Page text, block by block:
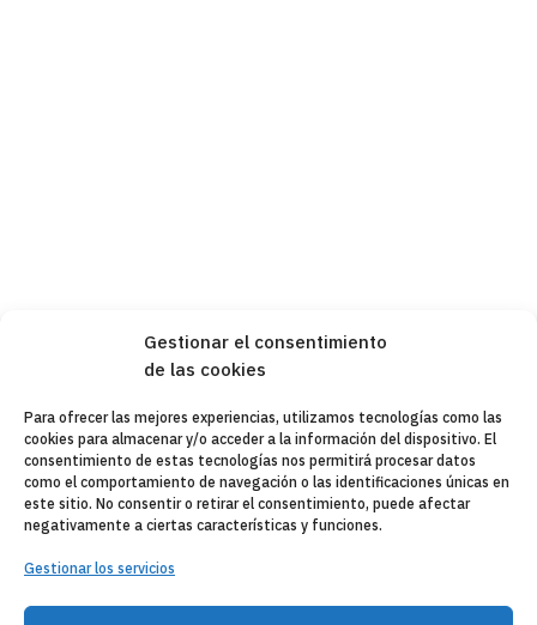
Gestionar el consentimiento
de las cookies
Para ofrecer las mejores experiencias, utilizamos tecnologías como las
cookies para almacenar y/o acceder a la información del dispositivo. El
consentimiento de estas tecnologías nos permitirá procesar datos
como el comportamiento de navegación o las identificaciones únicas en
este sitio. No consentir o retirar el consentimiento, puede afectar
negativamente a ciertas características y funciones.
Gestionar los servicios